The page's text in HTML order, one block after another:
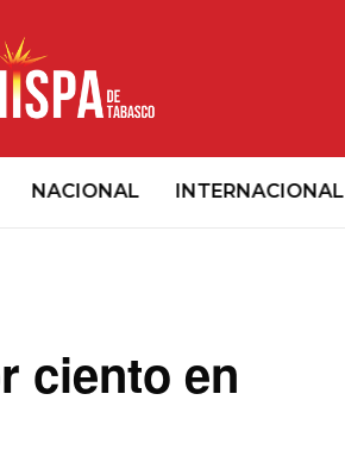
NACIONAL INTERNACIONAL
ciento en